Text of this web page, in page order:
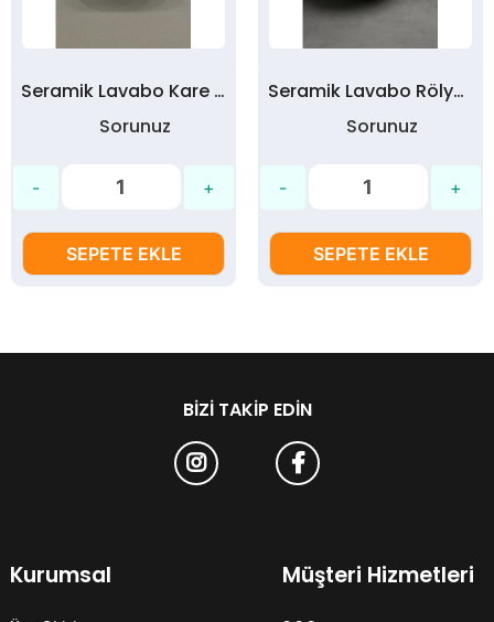
Seramik Lavabo Kare Ham Bisküvi (34x34 cm)
Sorunuz
SEPETE EKLE
Seramik Lavabo Rölyefli Ham Bisküvi ( 40 cm çap )
Sorunuz
SEPETE EKLE
BIZI TAKIP EDIN
Kurumsal Müşteri Hizmetleri